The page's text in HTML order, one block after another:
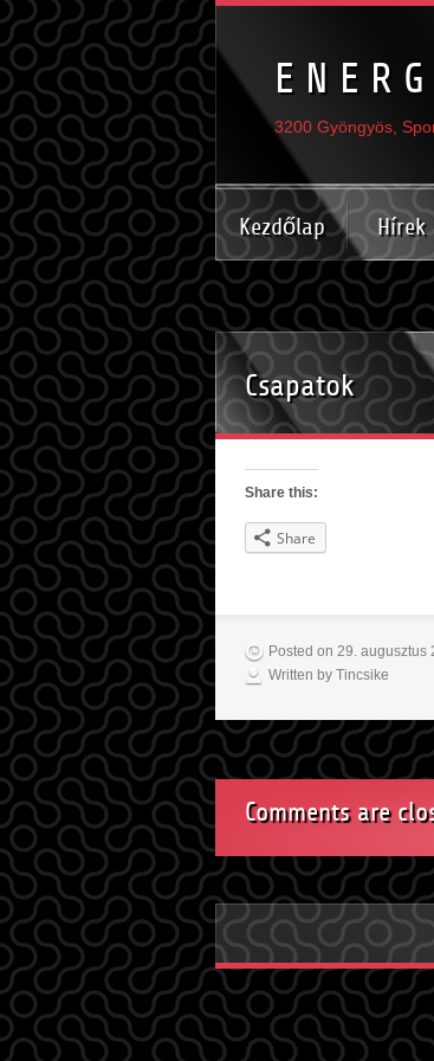
E N E R
3200 Gyöngyös,
Kezdőlap Hírek
Csapatok
Share this:
Share
Posted on 29. augusztus
Written by Tincsike
Comments are